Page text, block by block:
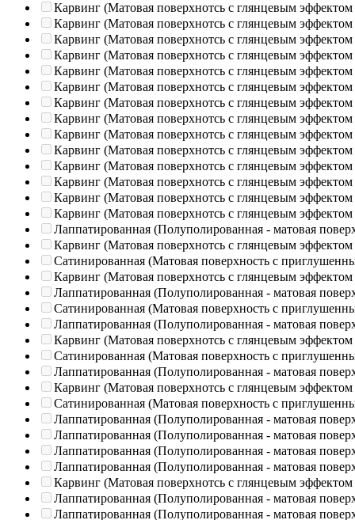
Карвинг (Матовая поверхнотсь с глянцевым эффектом
Карвинг (Матовая поверхнотсь с глянцевым эффектом
Карвинг (Матовая поверхнотсь с глянцевым эффектом
Карвинг (Матовая поверхнотсь с глянцевым эффектом
Карвинг (Матовая поверхнотсь с глянцевым эффектом
Карвинг (Матовая поверхнотсь с глянцевым эффектом
Карвинг (Матовая поверхнотсь с глянцевым эффектом
Карвинг (Матовая поверхнотсь с глянцевым эффектом
Карвинг (Матовая поверхнотсь с глянцевым эффектом
Карвинг (Матовая поверхнотсь с глянцевым эффектом
Карвинг (Матовая поверхнотсь с глянцевым эффектом
Карвинг (Матовая поверхнотсь с глянцевым эффектом
Карвинг (Матовая поверхнотсь с глянцевым эффектом
Карвинг (Матовая поверхнотсь с глянцевым эффектом
Лаппатированная (Полуполированная - матовая
Карвинг (Матовая поверхнотсь с глянцевым эффектом
Сатинированная (Матовая поверхность с
Карвинг (Матовая поверхнотсь с глянцевым эффектом
Лаппатированная (Полуполированная - матовая
Сатинированная (Матовая поверхность с
Лаппатированная (Полуполированная - матовая
Карвинг (Матовая поверхнотсь с глянцевым эффектом
Сатинированная (Матовая поверхность с
Лаппатированная (Полуполированная - матовая
Карвинг (Матовая поверхнотсь с глянцевым эффектом
Сатинированная (Матовая поверхность с
Лаппатированная (Полуполированная - матовая
Лаппатированная (Полуполированная - матовая
Лаппатированная (Полуполированная - матовая
Лаппатированная (Полуполированная - матовая
Карвинг (Матовая поверхнотсь с глянцевым эффектом
Лаппатированная (Полуполированная - матовая
Лаппатированная (Полуполированная - матовая